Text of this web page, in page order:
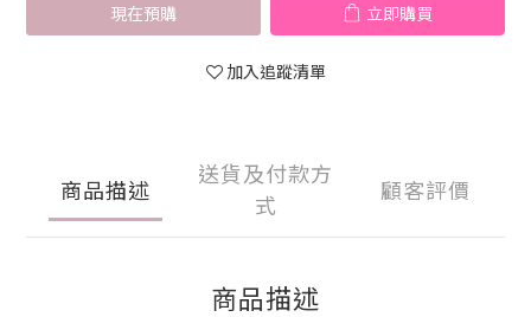
現在預購 立即購買
加入追蹤清單
商品描述
送貨及付款方
式
顧客評價
商品描述